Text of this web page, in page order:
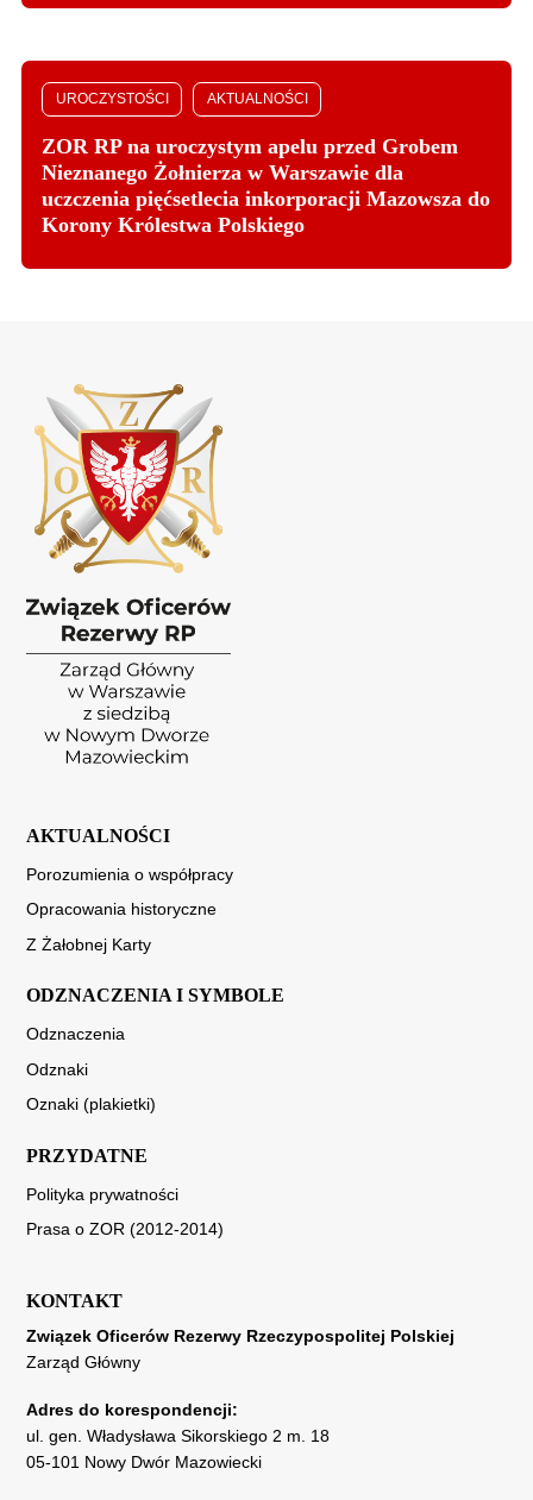
UROCZYSTOŚCI AKTUALNOŚCI
ZOR RP na uroczystym apelu przed Grobem
Nieznanego Żołnierza w Warszawie dla
uczczenia pięćsetlecia inkorporacji Mazowsza do
Korony Królestwa Polskiego
AKTUALNOŚCI
Porozumienia o współpracy
Opracowania historyczne
Z Żałobnej Karty
ODZNACZENIA I SYMBOLE
Odznaczenia
Odznaki
Oznaki (plakietki)
PRZYDATNE
Polityka prywatności
Prasa o ZOR (2012-2014)
KONTAKT
Związek Oficerów Rezerwy Rzeczypospolitej Polskiej
Zarząd Główny
Adres do korespondencji:
ul. gen. Władysława Sikorskiego 2 m. 18
05-101 Nowy Dwór Mazowiecki